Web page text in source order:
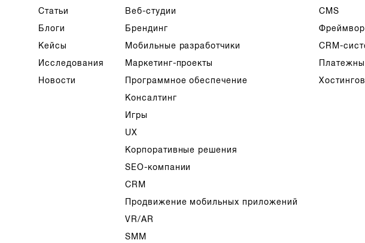
Статьи
Блоги
Кейсы
Исследования
Новости
Веб-студии
Брендинг
Мобильные разработчики
Маркетинг-проекты
Программное обеспечение
Консалтинг
Игры
UX
Корпоративные решения
SEO-компании
CRM
Продвижение мобильных приложений
VR/AR
SMM
CMS
CRM-